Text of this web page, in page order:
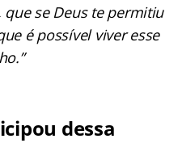
que se Deus te permitiu
é possível viver esse
dessa